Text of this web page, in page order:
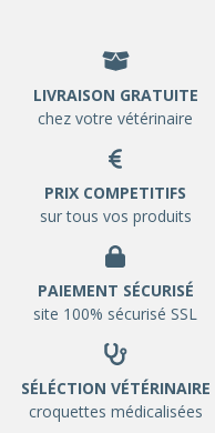
LIVRAISON GRATUITE
chez votre vétérinaire
PRIX COMPETITIFS
sur tous vos produits
PAIEMENT SÉCURISÉ
site 100% sécurisé SSL
SÉLÉCTION VÉTÉRINAIRE
croquettes médicalisées